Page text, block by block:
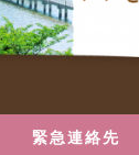
緊急連絡先